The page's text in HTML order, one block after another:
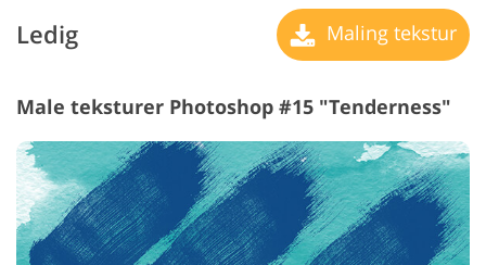
Ledig Maling tekstur
Male teksturer Photoshop #15 "Tenderness"